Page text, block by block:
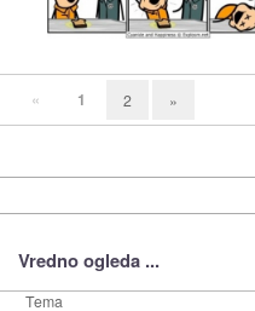
« 1 2 »
Vredno ogleda ...
Tema